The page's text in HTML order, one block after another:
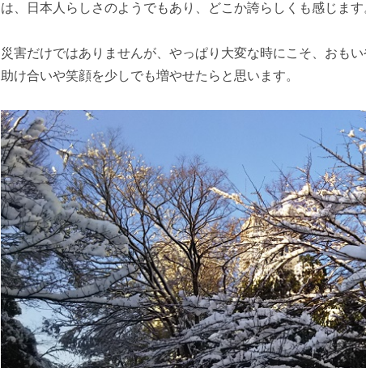
は、日本人らしさのようでもあり、どこか誇らしくも感じます
災害だけではありませんが、やっぱり大変な時にこそ、おもい
助け合いや笑顔を少しでも増やせたらと思います。